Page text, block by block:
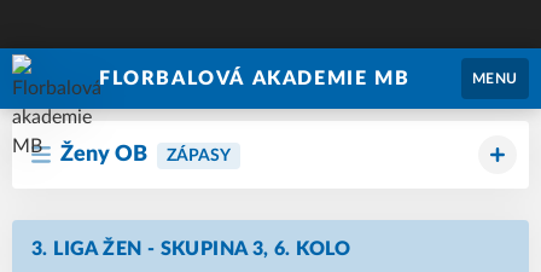
FLORBALOVÁ AKADEMIE MB MENU
Ženy OB ZÁPASY
3. LIGA ŽEN - SKUPINA 3, 6. KOLO